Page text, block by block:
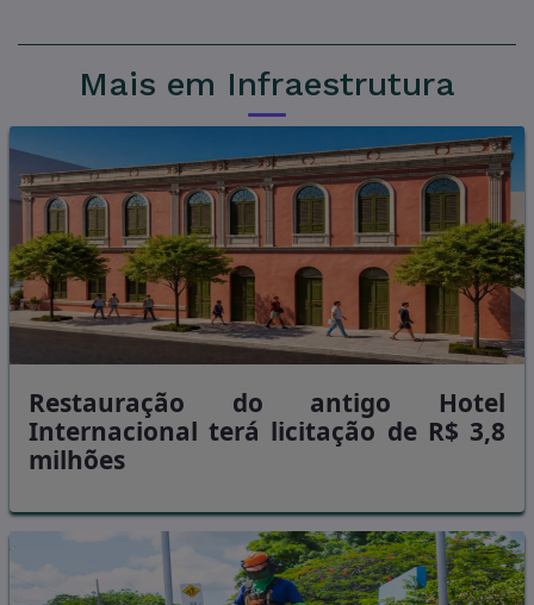
Mais em Infraestrutura
Restauração do antigo Hotel
Internacional terá licitação de R$ 3,8
milhões